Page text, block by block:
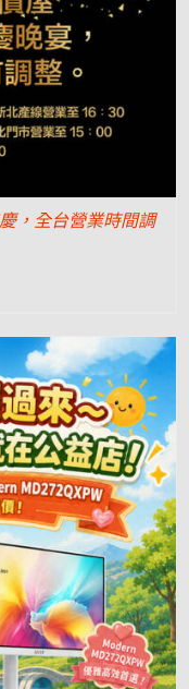
，全台營業時間調